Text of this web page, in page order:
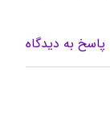
پاسخ به دیدگاه